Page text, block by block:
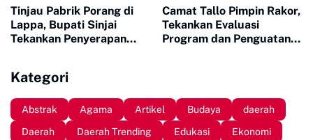
Tinjau Pabrik Porang di
Lappa, Bupati Sinjai
Tekankan Penyerapan
Camat Tallo Pimpin Rakor,
Tekankan Evaluasi
Program dan Penguatan
Kategori
Abstrak Agama Artikel Budaya
daerah
Daerah
Daerah Trending Edukasi
Ekonomi